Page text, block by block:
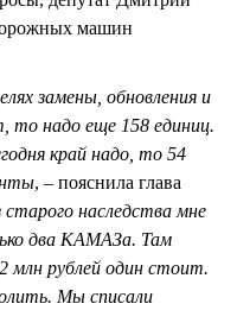
машин
замены, обновления и
то надо еще 158 единиц.
край надо, то 54
, – пояснила глава
старого наследства мне
два КАМАЗа. Там
млн рублей один стоит.
Мы списали